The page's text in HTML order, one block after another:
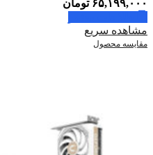
۶۵,۱۹۹,۰۰۰ تومان
مشاهده سریع
مقایسه محصول